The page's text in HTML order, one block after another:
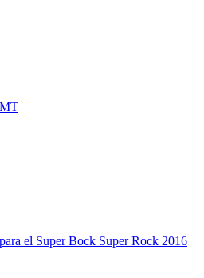
el Super Bock Super Rock 2016